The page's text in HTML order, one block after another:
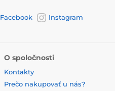
Facebook
Instagram
O spoločnosti
Kontakty
Prečo nakupovať u nás?